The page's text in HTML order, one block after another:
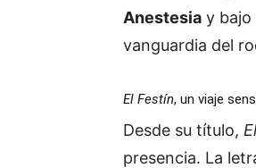
Anestesia y bajo
vanguardia del
El Festín, un viaje
Desde su título,
presencia. La